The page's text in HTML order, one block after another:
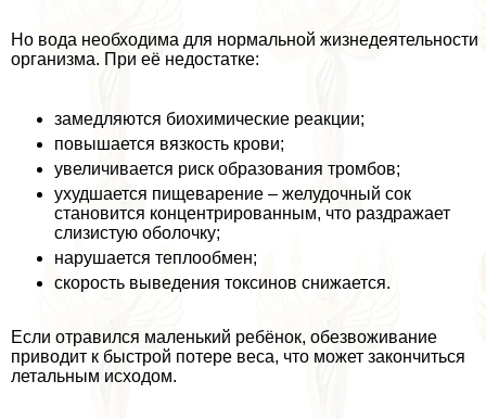
Но вода необходима для нормальной жизнедеятельности
организма. При её недостатке:
замедляются биохимические реакции;
повышается вязкость крови;
увеличивается риск образования тромбов;
ухудшается пищеварение – желудочный сок
становится концентрированным, что раздражает
слизистую оболочку;
нарушается теплообмен;
скорость выведения токсинов снижается.
Если отравился маленький ребёнок, обезвоживание
приводит к быстрой потере веса, что может закончиться
летальным исходом.